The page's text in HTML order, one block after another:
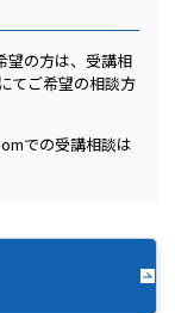
望の方は、受講相
てご希望の相談方
での受講相談は